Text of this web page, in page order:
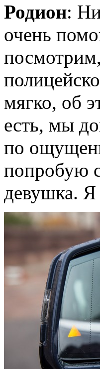
Родион:
очень
мягко, об
есть, мы
по
попробую
девушка. Я